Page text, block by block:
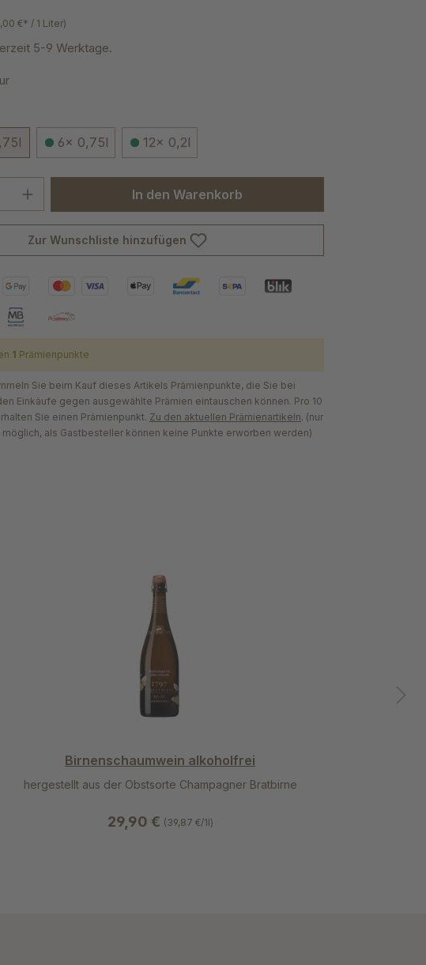
€* / 1 Liter)
5-9 Werktage.
6x 0,75l 12x 0,2l
Gib den gewünschten Wert ein oder
In den Warenkorb
Zur Wunschliste hinzufügen
1 Prämienpunkte
Sie beim Kauf dieses Artikels Prämienpunkte, die Sie bei
Einkäufe gegen ausgewählte Prämien eintauschen können. Pro 10
Sie einen Prämienpunkt. Zu den aktuellen Prämienartikeln. (nur
möglich, als Gastbesteller können keine Punkte erworben werden)
Birnenschaumwein alkoholfrei
hergestellt aus der Obstsorte Champagner Bratbirne
29,90 € (39,87 €/1l)